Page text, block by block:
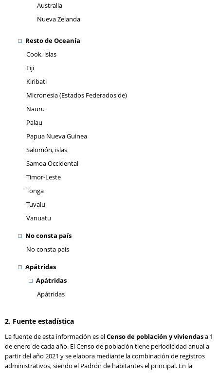
Australia
Nueva Zelanda
Resto de Oceanía
Cook, islas
Fiji
Kiribati
Micronesia (Estados Federados de)
Nauru
Palau
Papua Nueva Guinea
Salomón, islas
Samoa Occidental
Timor-Leste
Tonga
Tuvalu
Vanuatu
No consta país
No consta país
Apátridas
Apátridas
Apátridas
2. Fuente estadística
La fuente de esta información es elCenso de población y viviendasa 1
de enero de cada año. El Censo de población tiene periodicidad anual a
partir del año 2021 y se elabora mediante la combinación de registros
administrativos, siendo el Padrón de habitantes el principal. En la